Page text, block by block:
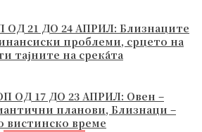
21 ДО 24 АПРИЛ: Близнаците
проблеми, срцето на
тајните на среќата
ОД 17 ДО 23 АПРИЛ: Овен –
планови, Близнаци –
вистинско време